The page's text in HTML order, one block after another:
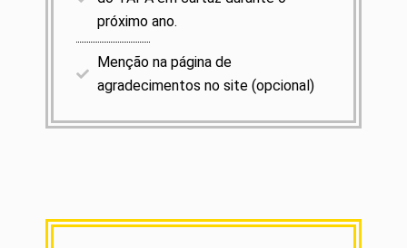
próximo ano.​
Menção na página de
agradecimentos no site (opcional)